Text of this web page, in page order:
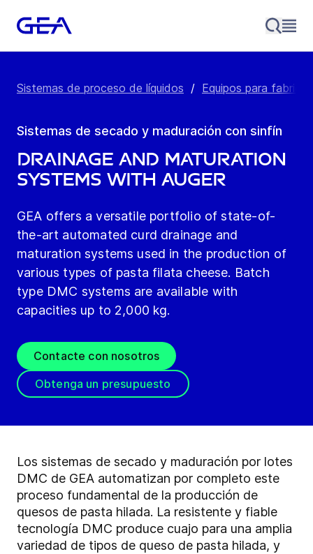
Sistemas de proceso de líquidos / Equipos para
Sistemas de secado y maduración con sinfín
Drainage and maturation
systems with auger
GEA offers a versatile portfolio of state-of-
the-art automated curd drainage and
maturation systems used in the production of
various types of pasta filata cheese. Batch
type DMC systems are available with
capacities up to 2,000 kg.
Contacte con nosotros
Obtenga un presupuesto
Los sistemas de secado y maduración por lotes
DMC de GEA automatizan por completo este
proceso fundamental de la producción de
quesos de pasta hilada. La resistente y fiable
tecnología DMC produce cuajo para una amplia
variedad de tipos de queso de pasta hilada, y